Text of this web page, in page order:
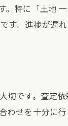
。特に「土地
す。進捗が遅
切です。査定
せを十分に行